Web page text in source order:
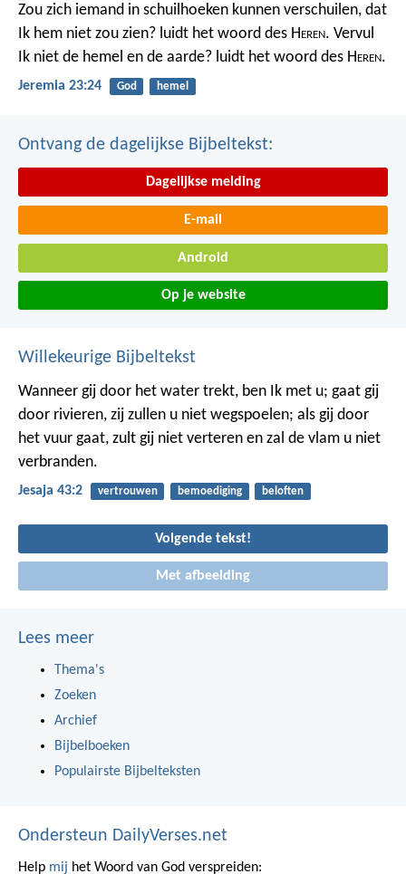
Zou zich iemand in schuilhoeken kunnen verschuilen, dat
Ik hem niet zou zien? luidt het woord des Heren. Vervul
Ik niet de hemel en de aarde? luidt het woord des Heren.
Jeremia 23:24 God hemel
Ontvang de dagelijkse Bijbeltekst:
Dagelijkse melding
E-mail
Android
Op je website
Willekeurige Bijbeltekst
Wanneer gij door het water trekt, ben Ik met u; gaat gij
door rivieren, zij zullen u niet wegspoelen; als gij door
het vuur gaat, zult gij niet verteren en zal de vlam u niet
verbranden.
Jesaja 43:2 vertrouwen bemoediging beloften
Volgende tekst!
Met afbeelding
Lees meer
Thema's
Zoeken
Archief
Bijbelboeken
Populairste Bijbelteksten
Ondersteun DailyVerses.net
Help mij het Woord van God verspreiden: